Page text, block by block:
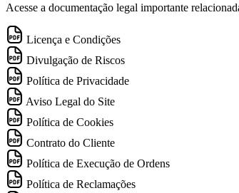
Acesse a documentação legal importante
Licença e Condições
Divulgação de Riscos
Política de Privacidade
Aviso Legal do Site
Política de Cookies
Contrato do Cliente
Política de Execução de Ordens
Política de Reclamações